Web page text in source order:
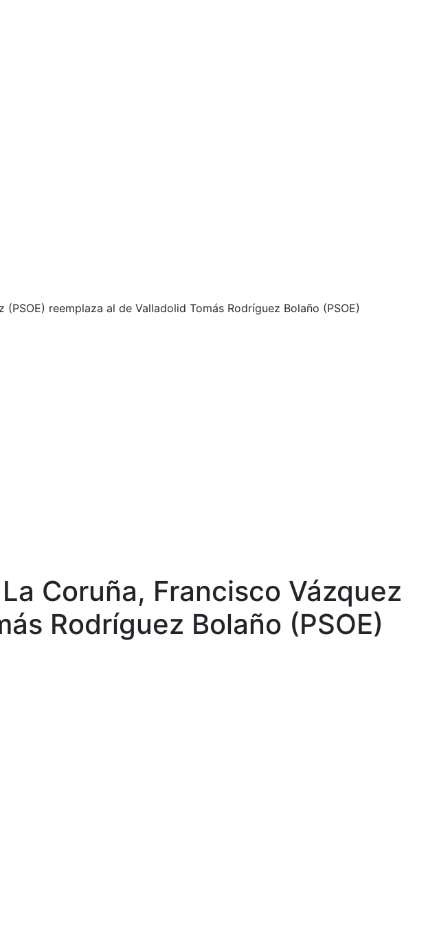
reemplaza al de Valladolid Tomás Rodríguez Bolaño (PSOE)
Coruña, Francisco Vázquez
Rodríguez Bolaño (PSOE)